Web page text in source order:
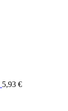
5,93 €